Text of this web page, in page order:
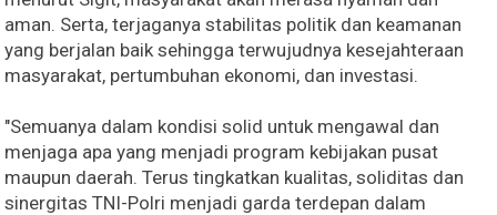
aman. Serta, terjaganya stabilitas politik dan keamanan
yang berjalan baik sehingga terwujudnya kesejahteraan
masyarakat, pertumbuhan ekonomi, dan investasi.
"Semuanya dalam kondisi solid untuk mengawal dan
menjaga apa yang menjadi program kebijakan pusat
maupun daerah. Terus tingkatkan kualitas, soliditas dan
sinergitas TNI-Polri menjadi garda terdepan dalam